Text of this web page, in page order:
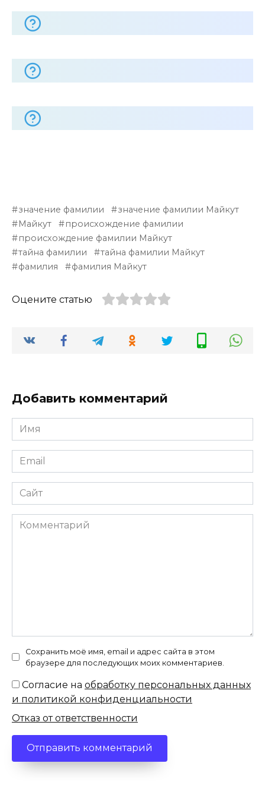
значение фамилии
значение фамилии Майкут
Майкут
происхождение фамилии
происхождение фамилии Майкут
тайна фамилии
тайна фамилии Майкут
фамилия
фамилия Майкут
Оцените статью
Добавить комментарий
Имя
*
Email
*
Сайт
Комментарий
Сохранить моё имя, email и адрес сайта в этом
браузере для последующих моих комментариев.
Согласие на обработку персональных данных
и политикой конфиденциальности
Отказ от ответственности